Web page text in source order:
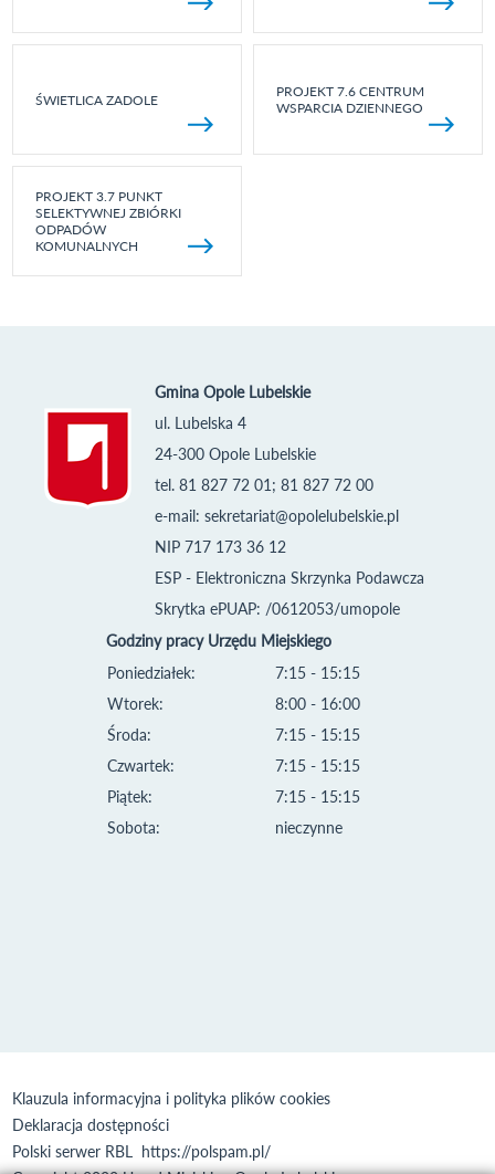
ŚWIETLICA ZADOLE
PROJEKT 7.6 CENTRUM
WSPARCIA DZIENNEGO
PROJEKT 3.7 PUNKT
SELEKTYWNEJ ZBIÓRKI
ODPADÓW
KOMUNALNYCH
Gmina Opole Lubelskie
ul. Lubelska 4
24-300 Opole Lubelskie
tel. 81 827 72 01; 81 827 72 00
e-mail: sekretariat@opolelubelskie.pl
NIP 717 173 36 12
ESP - Elektroniczna Skrzynka Podawcza
Skrytka ePUAP: /0612053/umopole
Godziny pracy Urzędu Miejskiego
Poniedziałek:
Wtorek:
Środa:
Czwartek:
Piątek:
Sobota:
7:15 - 15:15
8:00 - 16:00
7:15 - 15:15
7:15 - 15:15
7:15 - 15:15
nieczynne
Klauzula informacyjna i polityka plików cookies
Deklaracja dostępności
Polski serwer RBL https://polspam.pl/